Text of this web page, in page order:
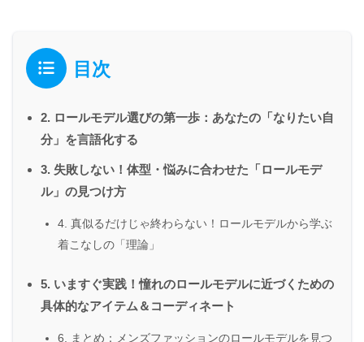
目次
2. ロールモデル選びの第一歩：あなたの「なりたい自
分」を言語化する
3. 失敗しない！体型・悩みに合わせた「ロールモデ
ル」の見つけ方
4. 真似るだけじゃ終わらない！ロールモデルから学ぶ
着こなしの「理論」
5. いますぐ実践！憧れのロールモデルに近づくための
具体的なアイテム＆コーディネート
6. まとめ：メンズファッションのロールモデルを見つ